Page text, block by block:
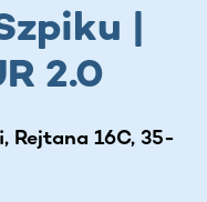
|
2.0
Rejtana 16C, 35-